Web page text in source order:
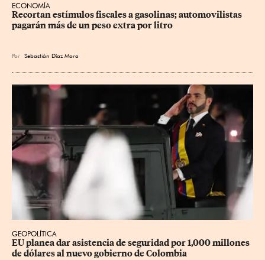
ECONOMÍA
Recortan estímulos fiscales a gasolinas; automovilistas
pagarán más de un peso extra por litro
Por Sebastián Díaz Mora
GEOPOLÍTICA
EU planea dar asistencia de seguridad por 1,000 millones
de dólares al nuevo gobierno de Colombia